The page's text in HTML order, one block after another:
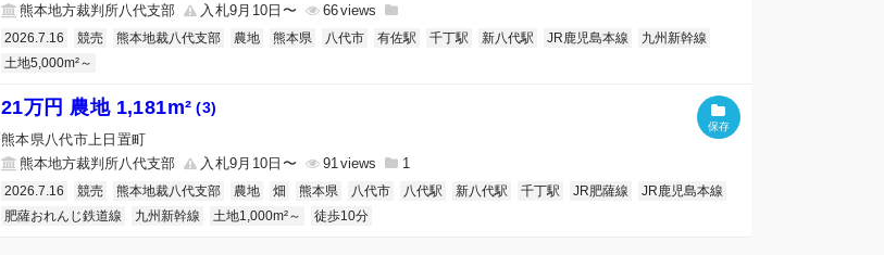
熊本地方裁判所八代支部
入札9月10日〜 66
2026.7.16 競売 熊本地裁八代支部 農地 熊本県 八代市 有佐駅 千丁駅 新八代駅 JR鹿児島本線
九州新幹線
土地5,000m²～
21万円 農地 1,181m² (3)
熊本県八代市上日置町
熊本地方裁判所八代支部
入札9月10日〜 91 1
2026.7.16 競売 熊本地裁八代支部 農地 畑 熊本県 八代市 八代駅 新八代駅 千丁駅 JR肥薩線
JR鹿児島本線
肥薩おれんじ鉄道線
九州新幹線 土地1,000m²～ 徒歩10分